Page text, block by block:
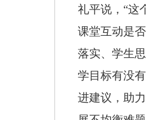
礼平说，“这
课堂互动是
落实、学生
学目标有没
进建议，助